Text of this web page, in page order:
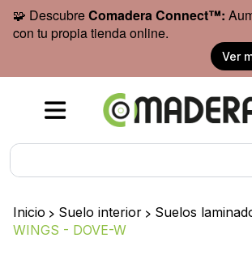
🧩 DescubreComadera Connect™:
con tu propia tienda online.
Ver
Inicio > Suelo interior > Suelos
WINGS - DOVE-W